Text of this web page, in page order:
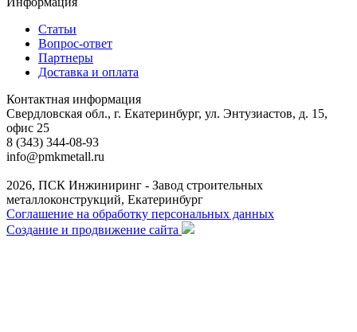
Статьи
Вопрос-ответ
Партнеры
Доставка и оплата
Контактная информация
Свердловская обл., г. Екатеринбург, ул. Энтузиастов, д. 15,
офис 25
8 (343) 344-08-93
info@pmkmetall.ru
2026, ПСК Инжиниринг - Завод строительных
металлоконструкций, Екатеринбург
Соглашение на обработку персональных данных
Создание и продвижение сайта